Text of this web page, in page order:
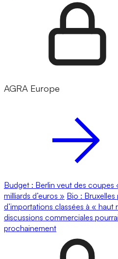
AGRA Europe
Budget : Berlin veut des coupes
milliards d’euros » Bio :
d’importations classées à « haut
discussions commerciales
prochainement